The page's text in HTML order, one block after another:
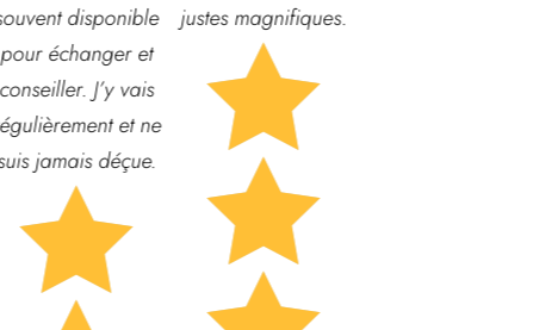
magnifiques.


Rapport qualité-
prix, top!

